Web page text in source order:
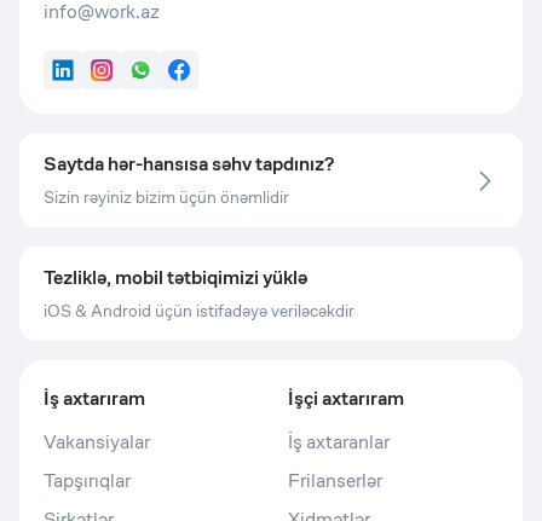
info@work.az
LinkedInInstagram
WhatsApp
Facebook
Saytda hər-hansısa səhv tapdınız?
Sizin rəyiniz bizim üçün önəmlidir
Tezliklə, mobil tətbiqimizi yüklə
iOS & Android üçün istifadəyə veriləcəkdir
İş axtarıram
Vakansiyalar
Tapşırıqlar
İşçi axtarıram
İş axtaranlar
Frilanserlər